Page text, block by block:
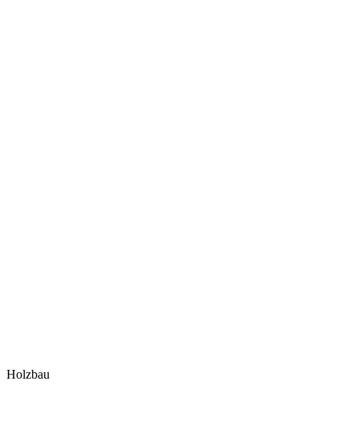
Holzbau